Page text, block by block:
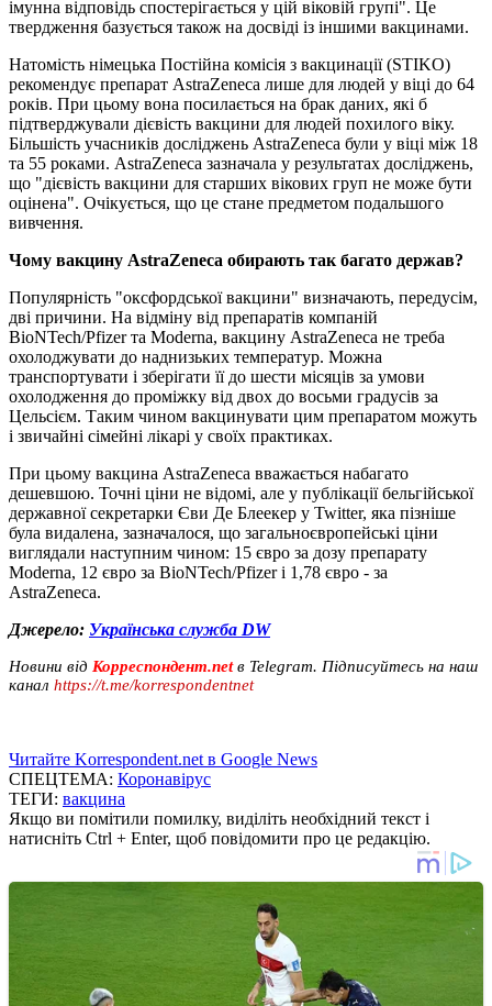
імунна відповідь спостерігається у цій віковій групі". Це
твердження базується також на досвіді із іншими вакцинами.
Натомість німецька Постійна комісія з вакцинації (STIKO)
рекомендує препарат AstraZeneca лише для людей у віці до 64
років. При цьому вона посилається на брак даних, які б
підтверджували дієвість вакцини для людей похилого віку.
Більшість учасників досліджень AstraZeneca були у віці між 18
та 55 роками. AstraZeneca зазначала у результатах досліджень,
що "дієвість вакцини для старших вікових груп не може бути
оцінена". Очікується, що це стане предметом подальшого
вивчення.
Чому вакцину AstraZeneca обирають так багато держав?
Популярність "оксфордської вакцини" визначають, передусім,
дві причини. На відміну від препаратів компаній
BioNTech/Pfizer та Moderna, вакцину AstraZeneca не треба
охолоджувати до наднизьких температур. Можна
транспортувати і зберігати її до шести місяців за умови
охолодження до проміжку від двох до восьми градусів за
Цельсієм. Таким чином вакцинувати цим препаратом можуть
і звичайні сімейні лікарі у своїх практиках.
При цьому вакцина AstraZeneca вважається набагато
дешевшою. Точні ціни не відомі, але у публікації бельгійської
державної секретарки Єви Де Блеекер у Twitter, яка пізніше
була видалена, зазначалося, що загальноєвропейські ціни
виглядали наступним чином: 15 євро за дозу препарату
Moderna, 12 євро за BioNTech/Pfizer і 1,78 євро - за
AstraZeneca.
Джерело: Українська служба DW
Новини від Корреспондент.netв Telegram. Підписуйтесь на наш
канал https://t.me/korrespondentnet
Читайте Korrespondent.net в Google News
СПЕЦТЕМА: Коронавірус
ТЕГИ: вакцина
Якщо ви помітили помилку, виділіть необхідний текст і
натисніть Ctrl + Enter, щоб повідомити про це редакцію.